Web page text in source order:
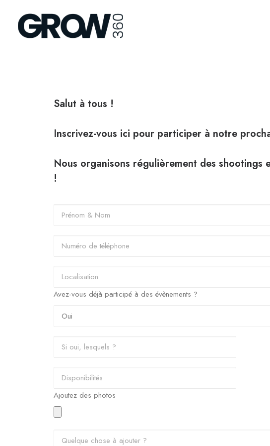
Salut à tous !
Inscrivez-vous ici pour participer à notre
Nous organisons régulièrement des shootings
!
Avez-vous déjà participé à des évènements ?
Ajoutez des photos